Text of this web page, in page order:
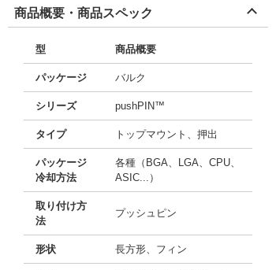
商品概要・商品スペック
型 商品概要
パッケージ バルク
シリーズ pushPIN™
タイプ トップマウント、押出
パッケージ
冷却方法
各種（BGA、LGA、CPU、
ASIC...）
取り付け方
法
プッシュピン
形状 長方形、フィン